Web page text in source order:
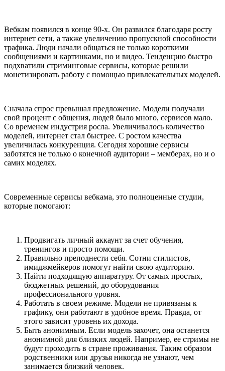
Вебкам появился в конце 90-х. Он развился благодаря росту
интернет сети, а также увеличению пропускной способности
трафика. Люди начали общаться не только короткими
сообщениями и картинками, но и видео. Тенденцию быстро
подхватили стриминговые сервисы, которые решили
монетизировать работу с помощью привлекательных моделей.
Сначала спрос превышал предложение. Модели получали
свой процент с общения, людей было много, сервисов мало.
Со временем индустрия росла. Увеличивалось количество
моделей, интернет стал быстрее. С ростом качества
увеличилась конкуренция. Сегодня хорошие сервисы
заботятся не только о конечной аудитории – мемберах, но и о
самих моделях.
Современные сервисы вебкама, это полноценные студии,
которые помогают:
Продвигать личный аккаунт за счет обучения,
тренингов и просто помощи.
Правильно преподнести себя. Сотни стилистов,
имиджмейкеров помогут найти свою аудиторию.
Найти подходящую аппаратуру. От самых простых,
бюджетных решений, до оборудования
профессионального уровня.
Работать в своем режиме. Модели не привязаны к
графику, они работают в удобное время. Правда, от
этого зависит уровень их дохода.
Быть анонимным. Если модель захочет, она останется
анонимной для близких людей. Например, ее стримы не
будут проходить в стране проживания. Таким образом
родственники или друзья никогда не узнают, чем
занимается близкий человек.